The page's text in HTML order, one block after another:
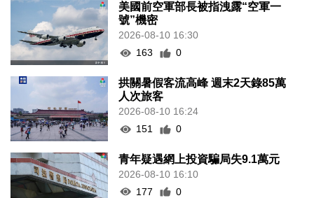
美國前空軍部長被指洩露“空軍一
號”機密
2026-08-10 16:30
163
0
拱關暑假客流高峰 週末2天錄85萬
人次旅客
2026-08-10 16:24
151
0
青年疑遇網上投資騙局失9.1萬元
2026-08-10 16:10
177
0